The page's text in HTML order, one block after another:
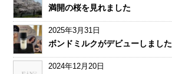
満開の桜を見れました
2025年3月31日
ボンドミルクがデビューしました
2024年12月20日